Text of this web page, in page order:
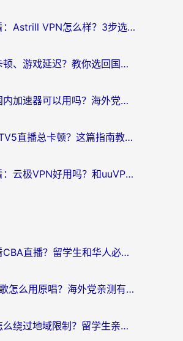
海外党必看：Astrill VPN怎么样？3步选对回国加速器实现无缝刷剧玩游戏
海外追剧卡顿、游戏延迟？教你选回国加速器，附免费加速器试用一小时福利
国外连回国内加速器可以用吗？海外党亲测实用指南，解决追剧游戏卡顿难题
海外看CCTV5直播总卡顿？这篇指南教你选对回国加速器，无缝刷国内资源
海外党必看：云极VPN好用吗？和uuVPN对比哪个回国效果更好？附真实体验+避坑指南
海外如何看CBA直播？留学生和华人必看的无卡顿观赛指南
国外全民k歌怎么用原唱？海外党亲测有效的回国加速解决方案
海外酷狗怎么绕过地域限制？留学生亲测有效的回国加速器选择指南